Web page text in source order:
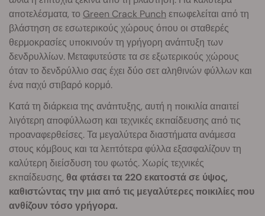
αποτελέσματα, το Green Crack Punch επωφελείται από τη
βλάστηση σε εσωτερικούς χώρους όπου οι σταθερές
θερμοκρασίες υποκινούν τη γρήγορη ανάπτυξη των
δενδρυλλίων. Μεταφυτεύστε τα σε εξωτερικούς χώρους
όταν το δενδρύλλιο σας έχει δύο σετ αληθινών φύλλων και
ένα παχύ στιβαρό κορμό.
Κατά τη διάρκεια της ανάπτυξης, αυτή η ποικιλία απαιτεί
λιγότερη αποφύλλωση και τεχνικές εκπαίδευσης από τις
προαναφερθείσες. Τα μεγαλύτερα διαστήματα ανάμεσα
στους κόμβους και τα λεπτότερα φύλλα εξασφαλίζουν τη
καλύτερη διείσδυση του φωτός. Χωρίς τεχνικές
εκπαίδευσης, θα φτάσει τα 220 εκατοστά σε ύψος,
καθιστώντας την μια από τις μεγαλύτερες ποικιλίες που
ανθίζουν τόσο γρήγορα.